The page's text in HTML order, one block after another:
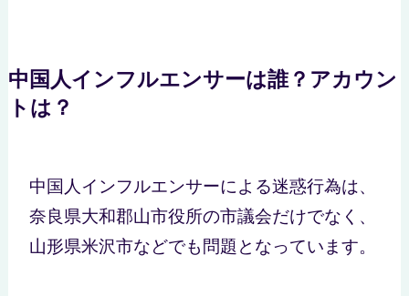
中国人インフルエンサーは誰？アカウン
トは？
中国人インフルエンサーによる迷惑行為は、
奈良県大和郡山市役所の市議会だけでなく、
山形県米沢市などでも問題となっています。